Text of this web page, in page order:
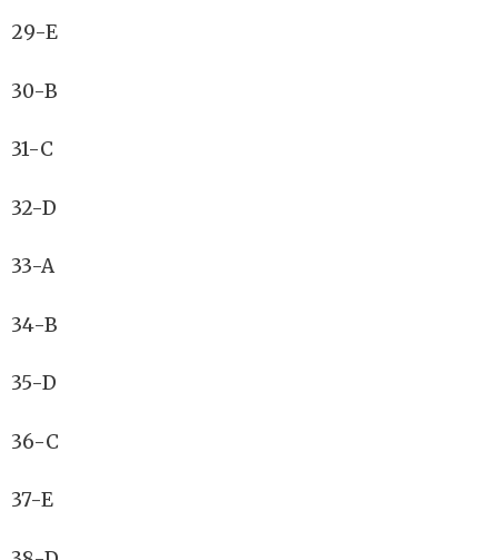
29-E
30-B
31-C
32-D
33-A
34-B
35-D
36-C
37-E